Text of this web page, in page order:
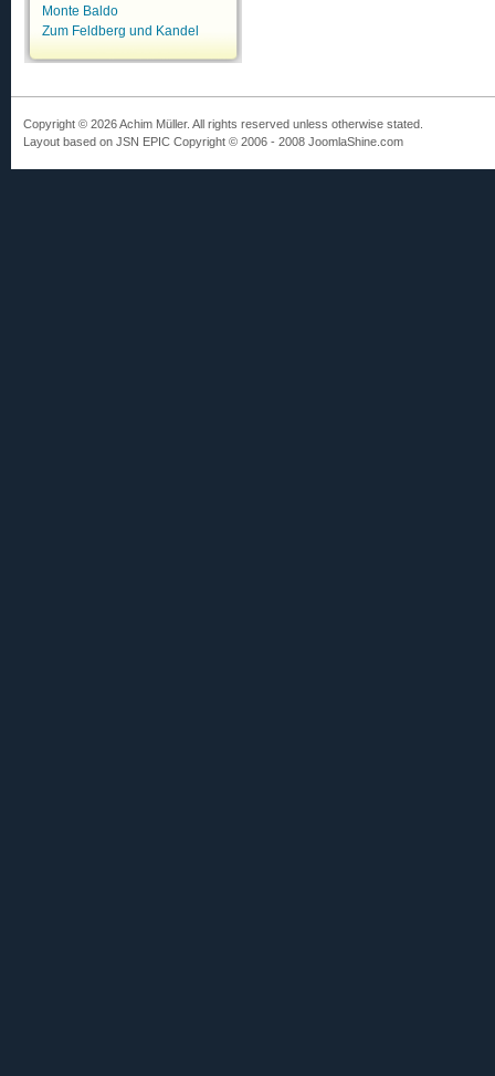
Monte Baldo
Zum Feldberg und Kandel
Copyright © 2026 Achim Müller. All rights reserved unless otherwise stated.
Layout based on JSN EPIC Copyright © 2006 - 2008 JoomlaShine.com